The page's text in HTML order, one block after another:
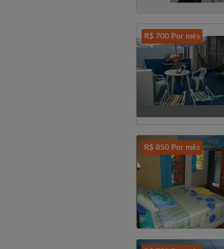
R$ 700 Por mês
R$ 850 Por mês